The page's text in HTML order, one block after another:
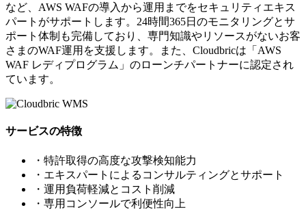
など、AWS WAFの導入から運用までをセキュリティエキス
パートがサポートします。24時間365日のモニタリングとサ
ポート体制も完備しており、専門知識やリソースがないお客
さまのWAF運用を支援します。また、Cloudbricは「AWS
WAF レディプログラム」のローンチパートナーに認定され
ています。
サービスの特徴
・特許取得の高度な攻撃検知能力
・エキスパートによるコンサルティングとサポート
・運用負荷軽減とコスト削減
・専用コンソールで利便性向上